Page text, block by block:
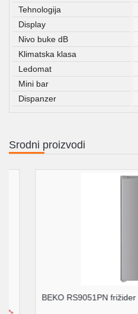
Tehnologija
Display
Nivo buke dB
Klimatska klasa
Ledomat
Mini bar
Dispanzer
Srodni proizvodi
BEKO RS9051PN frižider